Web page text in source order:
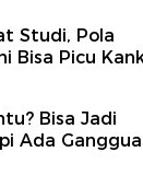
Studi, Pola
Bisa Picu
Bisa Jadi
Ada